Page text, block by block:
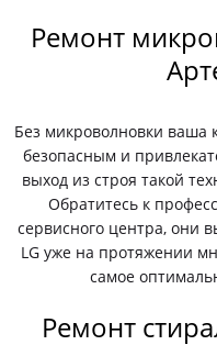
Ремонт
Без микроволновки ваша
безопасным и
выход из строя такой
Обратитесь к
сервисного центра, они
LG уже на протяжении
самое
Ремонт